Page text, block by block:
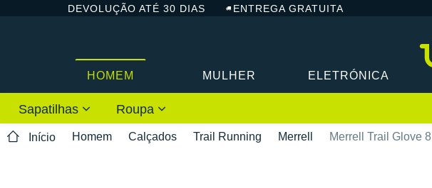
DEVOLUÇÃO ATÉ 30 DIAS ENTREGA GRATUITA
HOMEM MULHER ELETRÓNICA
Sapatilhas Roupa
Início Homem Calçados Trail Running Merrell Merrell Trail Glove 8